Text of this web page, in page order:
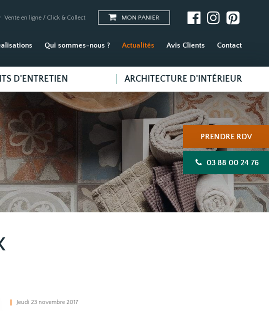
Vente en ligne / Click & Collect MON PANIER
Qui sommes-nous ? Actualités Avis Clients Contact
D'ENTRETIEN ARCHITECTURE D'INTÉRIEUR
PRENDRE RDV
03 88 00 24 76
Jeudi 23 novembre 2017